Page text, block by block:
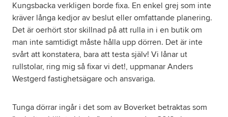
Kungsbacka verkligen borde fixa. En enkel grej som inte
kräver långa kedjor av beslut eller omfattande planering.
Det är oerhört stor skillnad på att rulla in i en butik om
man inte samtidigt måste hålla upp dörren. Det är inte
svårt att konstatera, bara att testa själv! Vi lånar ut
rullstolar, ring mig så fixar vi det!, uppmanar Anders
Westgerd fastighetsägare och ansvariga.
Tunga dörrar ingår i det som av Boverket betraktas som